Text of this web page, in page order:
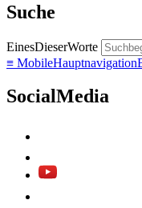
Suche
EinesDieserWorte
≡
SocialMedia